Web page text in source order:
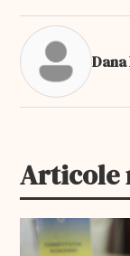
Articole